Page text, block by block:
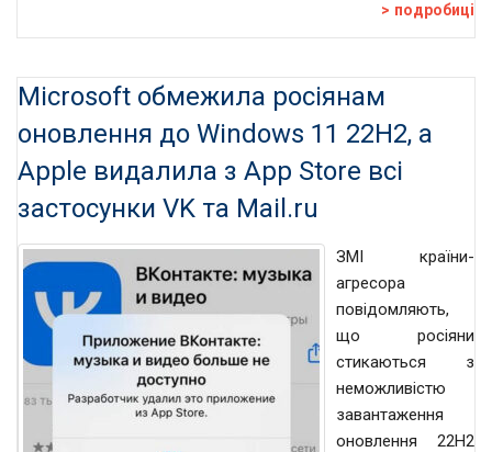
подробиці
Microsoft обмежила росіянам
оновлення до Windows 11 22H2, а
Apple видалила з App Store всі
застосунки VK та Mail.ru
ЗМІ країни-
агресора
повідомляють,
що росіяни
стикаються з
неможливістю
завантаження
оновлення 22H2